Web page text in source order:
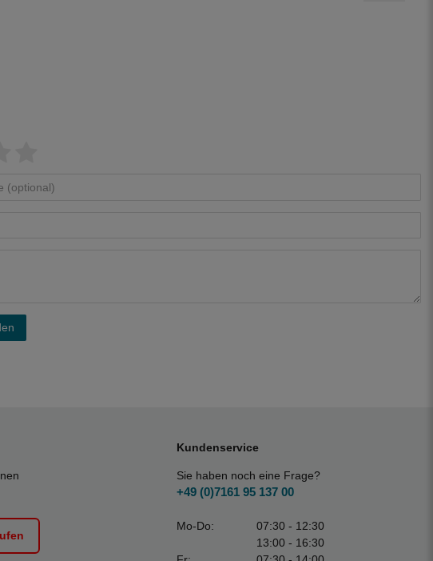
Kundenservice
Sie haben noch eine Frage?
+49 (0)7161 95 137 00
Mo-Do:
07:30 - 12:30
13:00 - 16:30